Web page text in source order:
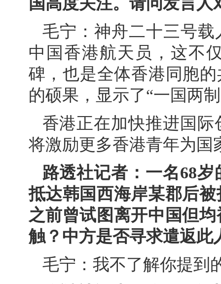
毛宁：神舟二十三号
中国香港航天员，这不
碑，也是全体香港同胞
的硕果，显示了“一国两
香港正在加快推进国
将激励更多香港青年为国
路透社记者：一名68
抵达韩国西海岸某郡后
之前曾试图离开中国但
触？中方是否寻求遣返此
毛宁：我不了解你提到